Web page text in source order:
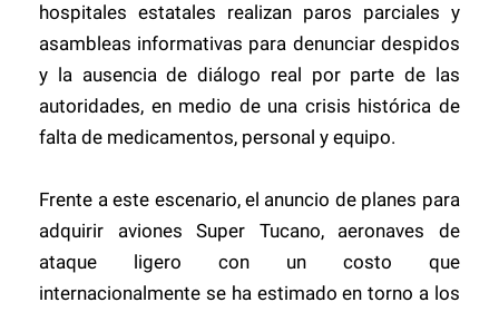
hospitales estatales realizan paros parciales y
asambleas informativas para denunciar despidos
y la ausencia de diálogo real por parte de las
autoridades, en medio de una crisis histórica de
falta de medicamentos, personal y equipo.
Frente a este escenario, el anuncio de planes para
adquirir aviones Super Tucano, aeronaves de
ataque ligero con un costo que
internacionalmente se ha estimado en torno a los